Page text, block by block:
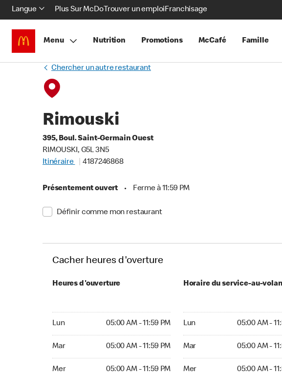
Langue Plus Sur McDoTrouver un emploiFranchisage
Menu Nutrition Promotions McCafé Famille
Chercher un autre restaurant
Rimouski
395, Boul. Saint-Germain Ouest
RIMOUSKI, G5L 3N5
Itinéraire
4187246868
Présentement ouvert • Ferme à 11:59 PM
Définir comme mon restaurant
Cacher heures d'overture
Heures d'ouverture
Lun 05:00 AM - 11:59 PM
Mar 05:00 AM - 11:59 PM
Mer 05:00 AM - 11:59 PM
Horaire du service-au-
Lun 05:00 AM -
Mar 05:00 AM -
Mer 05:00 AM -